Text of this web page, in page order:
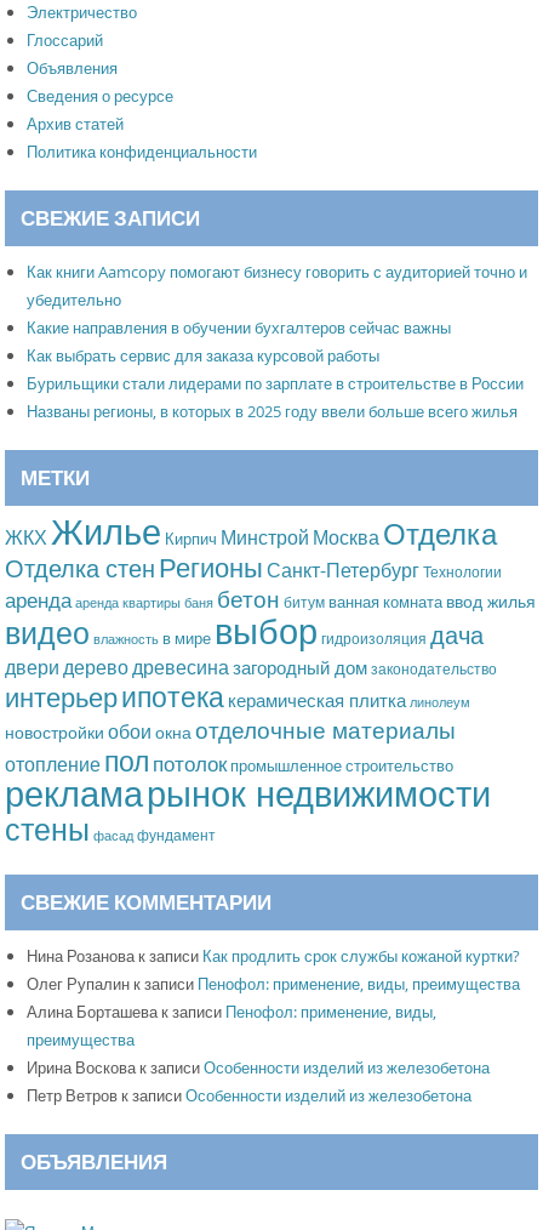
Электричество
Глоссарий
Объявления
Сведения о ресурсе
Архив статей
Политика конфиденциальности
СВЕЖИЕ ЗАПИСИ
Как книги Aamcopy помогают бизнесу говорить с аудиторией точно и
убедительно
Какие направления в обучении бухгалтеров сейчас важны
Как выбрать сервис для заказа курсовой работы
Бурильщики стали лидерами по зарплате в строительстве в России
Названы регионы, в которых в 2025 году ввели больше всего жилья
МЕТКИ
ЖКХ Жилье Кирпич Минстрой МоскваОтделка
Отделка стенРегионы Санкт-Петербург Технологии
аренда аренда квартиры баня бетон битум ванная комната ввод жилья
видео влажность в мире выбор гидроизоляция дача
двери дереводревесиназагородный дом законодательство
интерьерипотека керамическая плитка линолеум
новостройки обои окнаотделочные материалы
отоплениепол потолок промышленное строительство
рекламарынок недвижимости
стены фасад фундамент
СВЕЖИЕ КОММЕНТАРИИ
Нина Розановак записи Как продлить срок службы кожаной куртки?
Олег Рупалин к записи Пенофол: применение, виды, преимущества
Алина Борташевак записи Пенофол: применение, виды,
преимущества
Ирина Восковак записиОсобенности изделий из железобетона
Петр Ветров к записиОсобенности изделий из железобетона
ОБЪЯВЛЕНИЯ